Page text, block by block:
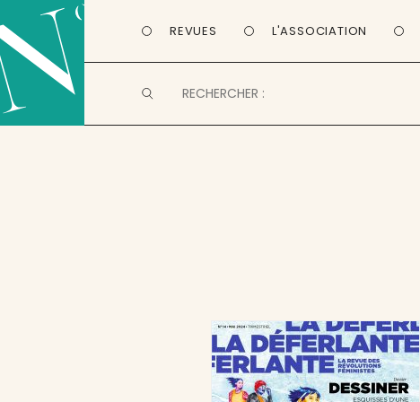
REVUES L'ASSOCIATION